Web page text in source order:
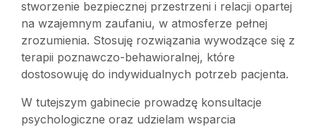
stworzenie bezpiecznej przestrzeni i relacji opartej
na wzajemnym zaufaniu, w atmosferze pełnej
zrozumienia. Stosuję rozwiązania wywodzące się z
terapii poznawczo-behawioralnej, które
dostosowuję do indywidualnych potrzeb pacjenta.
W tutejszym gabinecie prowadzę konsultacje
psychologiczne oraz udzielam wsparcia